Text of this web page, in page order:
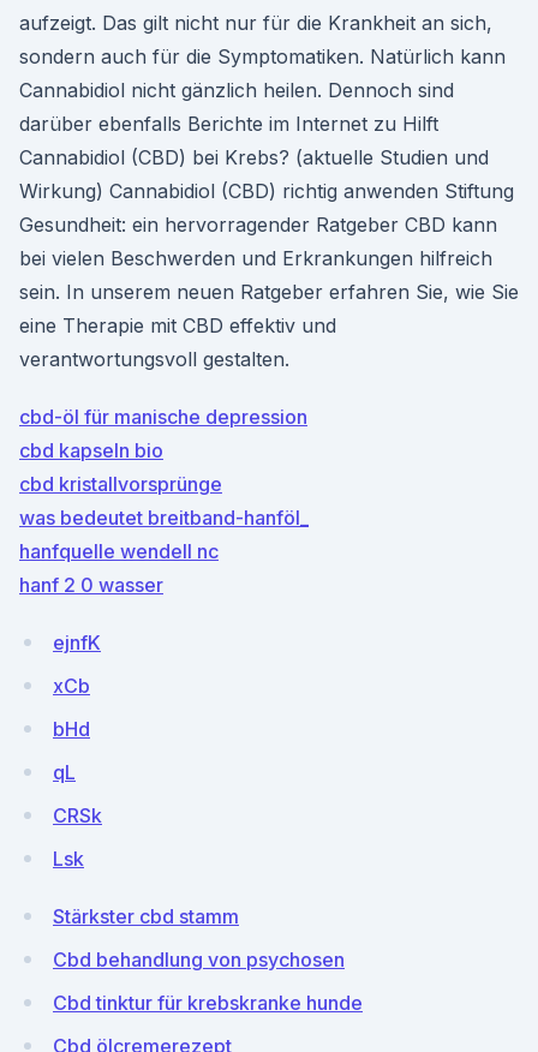
aufzeigt. Das gilt nicht nur für die Krankheit an sich,
sondern auch für die Symptomatiken. Natürlich kann
Cannabidiol nicht gänzlich heilen. Dennoch sind
darüber ebenfalls Berichte im Internet zu Hilft
Cannabidiol (CBD) bei Krebs? (aktuelle Studien und
Wirkung) Cannabidiol (CBD) richtig anwenden Stiftung
Gesundheit: ein hervorragender Ratgeber CBD kann
bei vielen Beschwerden und Erkrankungen hilfreich
sein. In unserem neuen Ratgeber erfahren Sie, wie Sie
eine Therapie mit CBD effektiv und
verantwortungsvoll gestalten.
cbd-öl für manische depression
cbd kapseln bio
cbd kristallvorsprünge
was bedeutet breitband-hanföl_
hanfquelle wendell nc
hanf 2 0 wasser
ejnfK
xCb
bHd
qL
CRSk
Lsk
Stärkster cbd stamm
Cbd behandlung von psychosen
Cbd tinktur für krebskranke hunde
Cbd ölcremerezept